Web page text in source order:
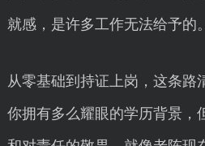
就感，是许多工作无法给予的。
从零基础到持证上岗，这条路
你拥有多么耀眼的学历背景，